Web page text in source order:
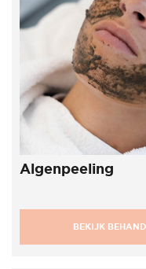
Algenpeeling
BEKIJK